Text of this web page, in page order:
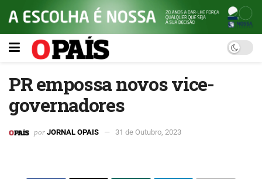
PR empossa novos vice-
governadores
por JORNAL OPAIS 31 de Outubro, 2023